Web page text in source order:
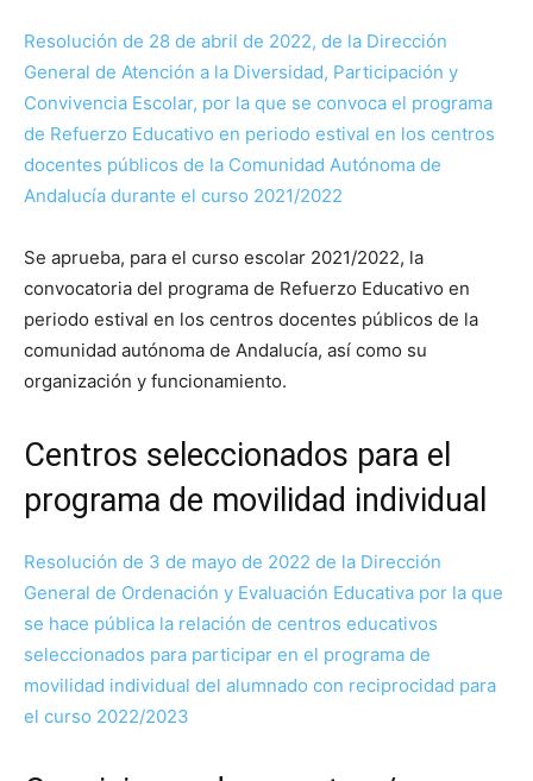
Resolución de 28 de abril de 2022, de la Dirección
General de Atención a la Diversidad, Participación y
Convivencia Escolar, por la que se convoca el programa
de Refuerzo Educativo en periodo estival en los centros
docentes públicos de la Comunidad Autónoma de
Andalucía durante el curso 2021/2022
Se aprueba, para el curso escolar 2021/2022, la
convocatoria del programa de Refuerzo Educativo en
periodo estival en los centros docentes públicos de la
comunidad autónoma de Andalucía, así como su
organización y funcionamiento.
Centros seleccionados para el
programa de movilidad individual
Resolución de 3 de mayo de 2022 de la Dirección
General de Ordenación y Evaluación Educativa por la que
se hace pública la relación de centros educativos
seleccionados para participar en el programa de
movilidad individual del alumnado con reciprocidad para
el curso 2022/2023